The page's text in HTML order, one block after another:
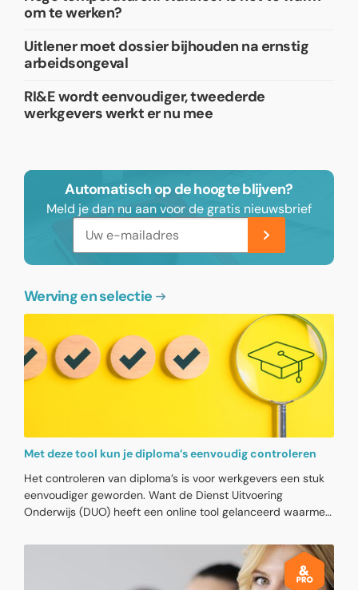
om te werken?
Uitlener moet dossier bijhouden na ernstig
arbeidsongeval
RI&E wordt eenvoudiger, tweederde
werkgevers werkt er nu mee
Automatisch op de hoogte blijven?
Meld je dan nu aan voor de gratis nieuwsbrief
Werving en selectie
Met deze tool kun je diploma’s eenvoudig controleren
Het controleren van diploma’s is voor werkgevers een stuk
eenvoudiger geworden. Want de Dienst Uitvoering
Onderwijs (DUO) heeft een online tool gelanceerd waarmee
gaat daarbij alleen om de digitale diploma's die recent bij